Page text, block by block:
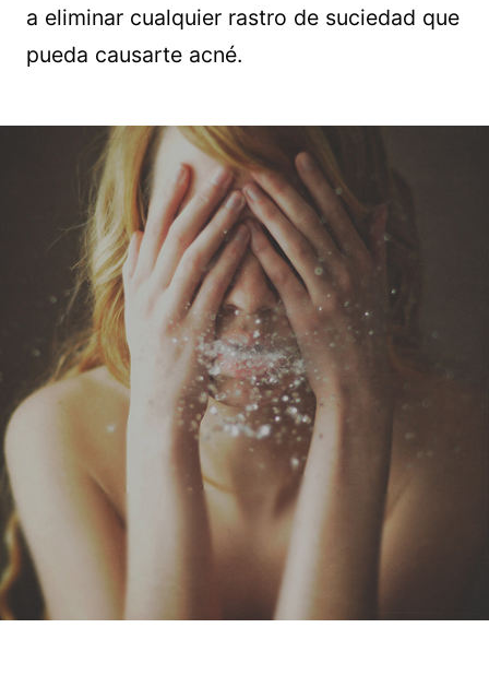
a eliminar cualquier rastro de suciedad que
pueda causarte acné.